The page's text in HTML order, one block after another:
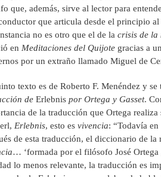
que, además, sirve al lector para
que articula desde el principio
no es otro que el de la crisis de la
en Meditaciones del Quijote gracias a
por un extraño llamado Miguel de
texto es de Roberto F. Menéndez y se
de Erlebnis por Ortega y Gasset.
de la traducción que Ortega
Erlebnis, esto es vivencia: “Todavía
de esta traducción, el diccionario de
… ‘formada por el filósofo José Ortega
lo menos relevante, la traducción es